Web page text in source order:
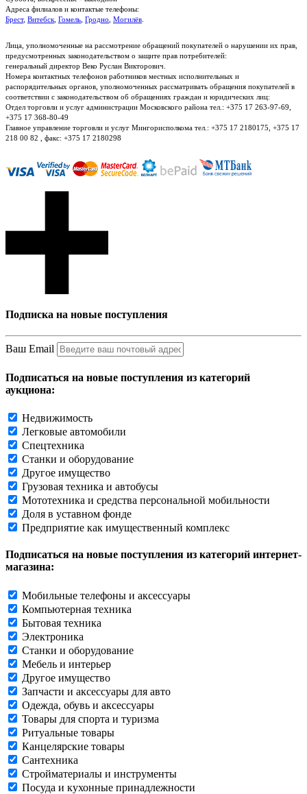
Адреса филиалов и контактые телефоны:
Брест, Витебск Гомель Гродно Могилёв
Лица, уполномоченные на рассмотрение обращений покупателей о нарушении их прав,
предусмотренных законодательством о защите прав потребителей:
генеральный директор Веко Руслан Викторович.
Номера контактных телефонов работников местных исполнительных и
распорядительных органов, уполномоченных рассматривать обращения покупателей в
соответствии с законодательством об обращениях граждан и юридических лиц:
Отдел торговли и услуг администрации Московского района тел.: +375 17 263-97-69,
+375 17 368-80-49
Главное управление торговли и услуг Мингорисполкома тел.: +375 17 2180175, +375 17
218 00 82 , факс: +375 17 2180298
Подписка на новые поступления
Ваш Email
Подписаться на новые поступления из категорий
аукциона:
Недвижимость
Легковые автомобили
Спецтехника
Станки и оборудование
Другое имущество
Грузовая техника и автобусы
Мототехника и средства персональной мобильности
Доля в уставном фонде
Предприятие как имущественный комплекс
Подписаться на новые поступления из категорий интернет-
магазина:
Мобильные телефоны и аксессуары
Компьютерная техника
Бытовая техника
Электроника
Станки и оборудование
Мебель и интерьер
Другое имущество
Запчасти и аксессуары для авто
Одежда, обувь и аксессуары
Товары для спорта и туризма
Ритуальные товары
Канцелярские товары
Сантехника
Стройматериалы и инструменты
Посуда и кухонные принадлежности